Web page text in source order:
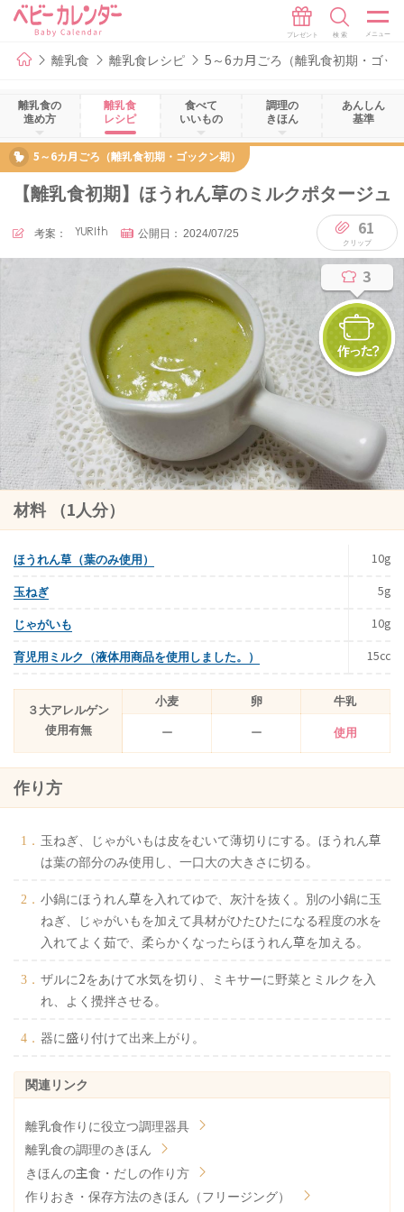
離乳食 離乳食レシピ 5～6カ月ごろ（離乳食初期・ゴッ
離乳食の
進め方
離乳食
レシピ
食べて
いいもの
調理の
きほん
あんしん
基準
5～6カ月ごろ（離乳食初期・ゴックン期）
【離乳食初期】ほうれん草のミルクポタージュ
考案： YURIth 公開日： 2024/07/25 61
3
材料 （1人分）
ほうれん草（葉のみ使用） 10g
玉ねぎ 5g
じゃがいも 10g
育児用ミルク（液体用商品を使用しました。） 15cc
３大アレルゲン
使用有無
小麦 卵 牛乳
ー ー 使用
作り方
玉ねぎ、じゃがいもは皮をむいて薄切りにする。ほうれん草
は葉の部分のみ使用し、一口大の大きさに切る。
小鍋にほうれん草を入れてゆで、灰汁を抜く。別の小鍋に玉
ねぎ、じゃがいもを加えて具材がひたひたになる程度の水を
入れてよく茹で、柔らかくなったらほうれん草を加える。
ザルに2をあけて水気を切り、ミキサーに野菜とミルクを入
れ、よく攪拌させる。
器に盛り付けて出来上がり。
離乳食作りに役立つ調理器具
離乳食の調理のきほん
きほんの主食・だしの作り方
作りおき・保存方法のきほん（フリージング）